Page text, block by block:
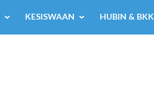
KESISWAAN HUBIN & BKK